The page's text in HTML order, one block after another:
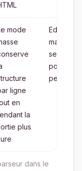
mode
ligne
en
la
plus
Edition
manuelle
pour les
petits lots
dans le